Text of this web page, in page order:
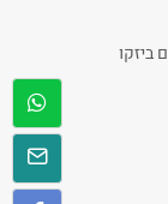
ביזקו